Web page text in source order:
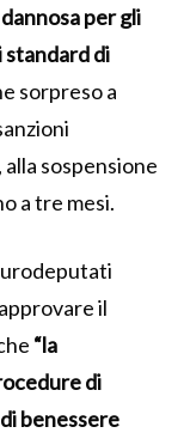
dannosa per gli
standard di
sorpreso a
sospensione
a tre mesi.
il
“la
di
benessere